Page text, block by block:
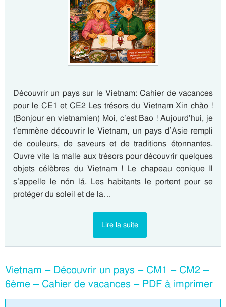
Découvrir un pays sur le Vietnam: Cahier de vacances
pour le CE1 et CE2 Les trésors du Vietnam Xin chào !
(Bonjour en vietnamien) Moi, c’est Bao ! Aujourd’hui, je
t’emmène découvrir le Vietnam, un pays d’Asie rempli
de couleurs, de saveurs et de traditions étonnantes.
Ouvre vite la malle aux trésors pour découvrir quelques
objets célèbres du Vietnam ! Le chapeau conique Il
s’appelle le nón lá. Les habitants le portent pour se
protéger du soleil et de la…
Lire la suite
Vietnam – Découvrir un pays – CM1 – CM2 –
6ème – Cahier de vacances – PDF à imprimer